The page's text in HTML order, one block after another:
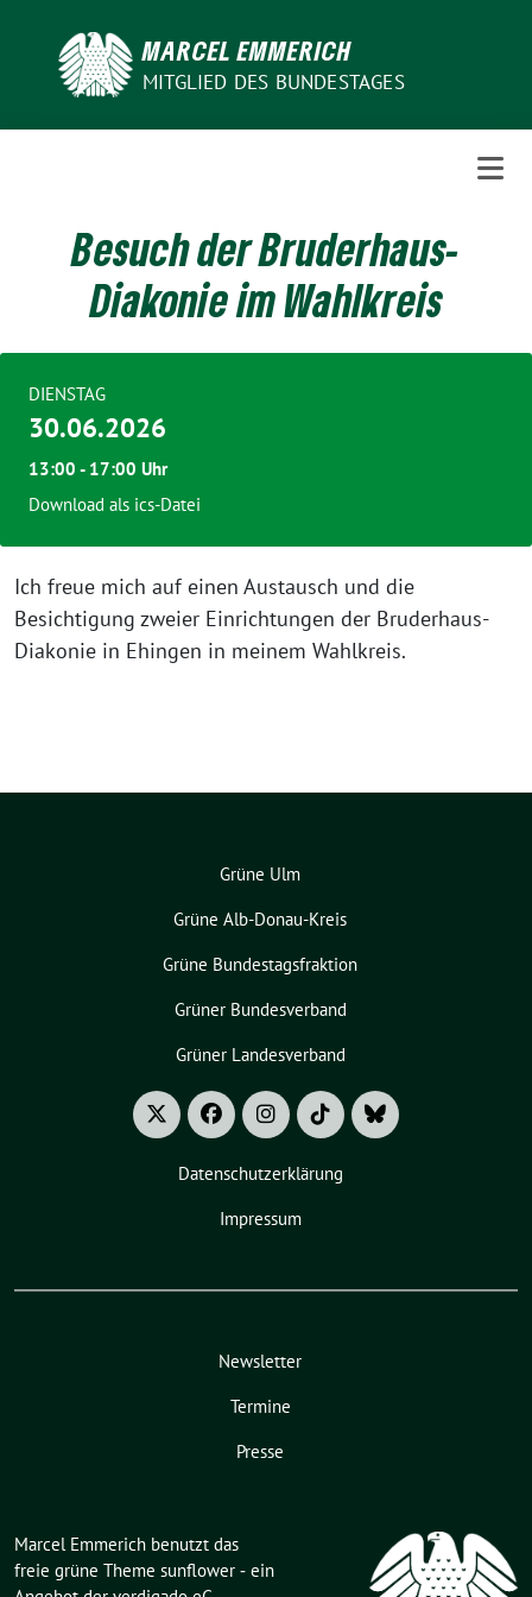
MARCEL EMMERICH
MITGLIED DES BUNDESTAGES
Besuch der Bruderhaus-
Diakonie im Wahlkreis
Ich freue mich auf einen Austausch und die
Besichtigung zweier Einrichtungen der Bruderhaus-
Diakonie in Ehingen in meinem Wahlkreis.
DIENSTAG
30.06.2026
13:00 - 17:00 Uhr
Download als ics-Datei
Grüne Ulm
Grüne Alb-Donau-Kreis
Grüne Bundestagsfraktion
Grüner Bundesverband
Grüner Landesverband
Datenschutzerklärung
Impressum
Newsletter
Termine
Presse
Marcel Emmerich benutzt das
freie grüne Theme sunflower ‐ ein